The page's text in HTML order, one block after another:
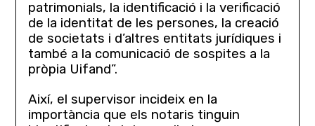
patrimonials, la identificació i la verificació
de la identitat de les persones, la creació
de societats i d’altres entitats jurídiques i
també a la comunicació de sospites a la
pròpia Uifand”.
Així, el supervisor incideix en la
importància que els notaris tinguin